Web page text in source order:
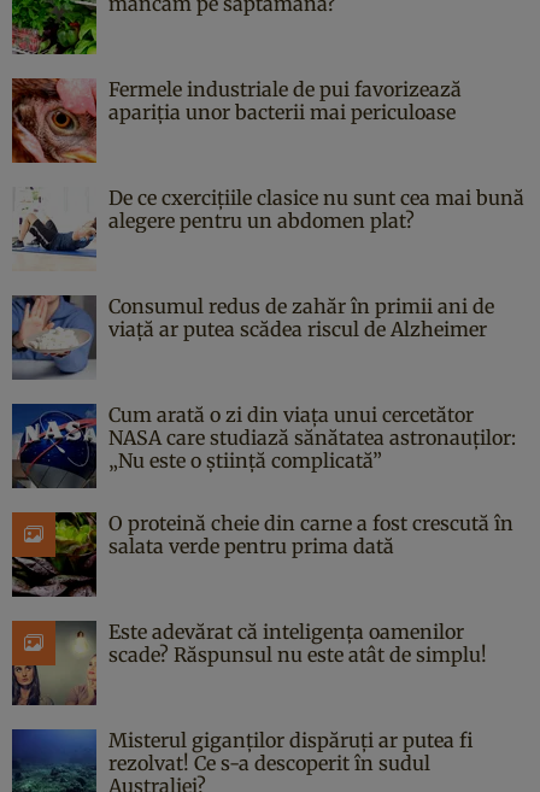
Fermele industriale de pui favorizează
apariția unor bacterii mai periculoase
De ce cxercițiile clasice nu sunt cea mai bună
alegere pentru un abdomen plat?
Consumul redus de zahăr în primii ani de
viață ar putea scădea riscul de Alzheimer
Cum arată o zi din viața unui cercetător
NASA care studiază sănătatea astronauților:
„Nu este o știință complicată”
O proteină cheie din carne a fost crescută în
salata verde pentru prima dată
Este adevărat că inteligența oamenilor
scade? Răspunsul nu este atât de simplu!
Misterul giganților dispăruți ar putea fi
rezolvat! Ce s-a descoperit în sudul
Australiei?